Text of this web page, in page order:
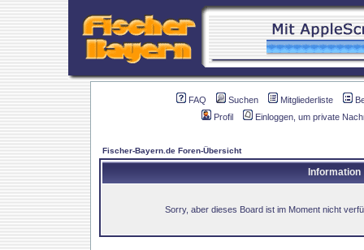
FAQ Suchen Mitgliederliste
Profil
Einloggen, um private
Fischer-Bayern.de Foren-Übersicht
Information
Sorry, aber dieses Board ist im Moment nicht